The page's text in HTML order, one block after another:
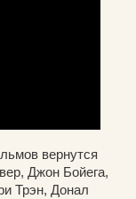
вернутся
Джон Бойега,
Трэн, Донал